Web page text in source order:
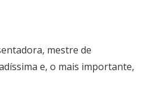
mestre de
e, o mais importante,